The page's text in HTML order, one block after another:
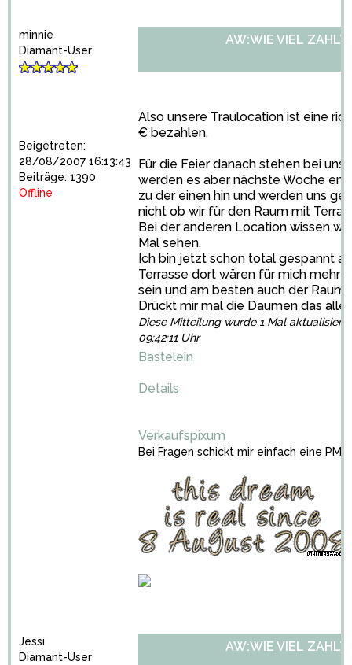
minnie
Diamant-User
Beigetreten:
28/08/2007 16:13:43
Beiträge: 1390
Offline
AW:WIE VIEL ZAHLT
Also unsere Traulocation ist eine
€ bezahlen.
Für die Feier danach stehen bei
werden es aber nächste Woche
zu der einen hin und werden uns
nicht ob wir für den Raum mit
Bei der anderen Location wissen
Mal sehen.
Ich bin jetzt schon total gespannt
Terrasse dort wären für mich mehr
sein und am besten auch der
Drückt mir mal die Daumen das
Diese Mitteilung wurde 1 Mal
09:42:11 Uhr
Bastelein
Details
Verkaufspixum
Bei Fragen schickt mir einfach eine PM.
Jessi
Diamant-User
AW:WIE VIEL ZAHLT